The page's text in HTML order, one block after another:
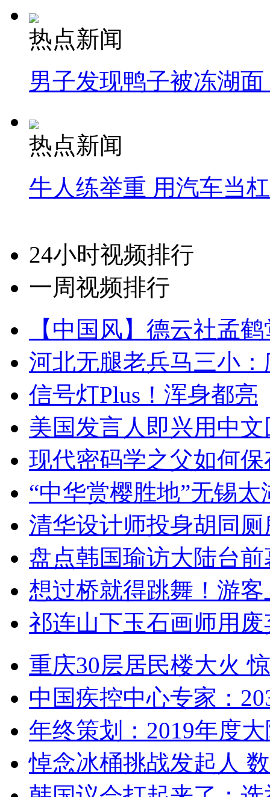
热点新闻
男子发现鸭子被冻湖
热点新闻
牛人练举重 用汽车当
24小时视频排行
一周视频排行
【中国风】德云社孟
河北无腿老兵马三小
信号灯Plus！浑身都亮
美国发言人即兴用中
现代密码学之父如何
“中华赏樱胜地”无锡
清华设计师投身胡同
盘点韩国瑜访大陆台
想过桥就得跳舞！游客
祁连山下玉石画师用
重庆30层居民楼大火
中国疾控中心专家：
年终策划：2019年度
悼念冰桶挑战发起人